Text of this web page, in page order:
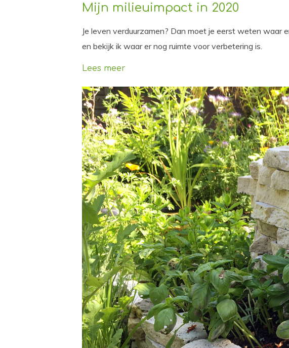
Mijn milieuimpact in 2020
Je leven verduurzamen? Dan moet je eerst weten waar
en bekijk ik waar er nog ruimte voor verbetering is.
Lees meer